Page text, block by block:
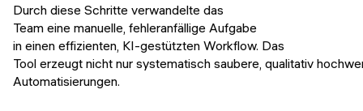
Durch diese Schritte verwandelte das
Team eine manuelle, fehleranfällige Aufgabe
in einen effizienten, KI-gestützten Workflow. Das
Tool erzeugt nicht nur systematisch saubere, qualitativ
Automatisierungen.